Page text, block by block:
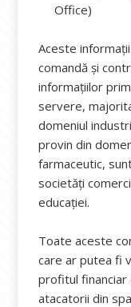
Office)
Aceste
comandă și
informațiilor
servere,
domeniul
provin din
farmaceutic,
societăți
educației.
Toate aceste
care ar putea fi
profitul
atacatorii din